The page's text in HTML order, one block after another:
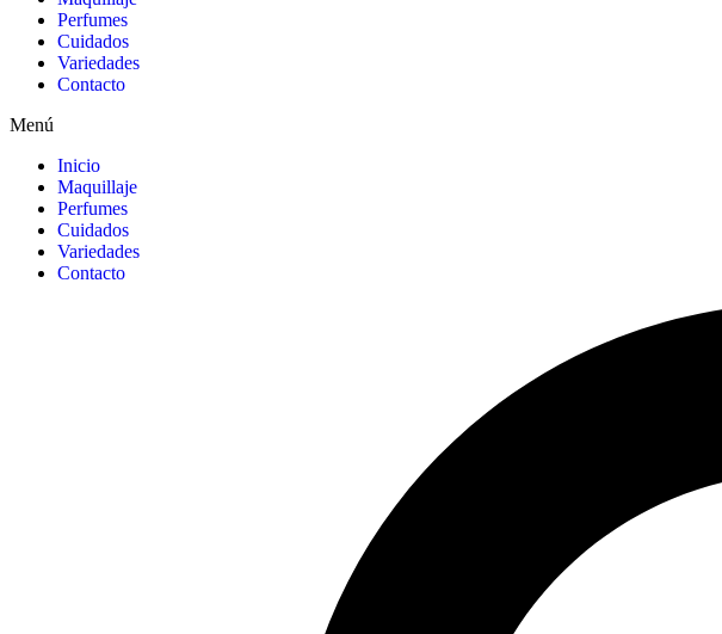
Perfumes
Cuidados
Variedades
Contacto
Menú
Inicio
Maquillaje
Perfumes
Cuidados
Variedades
Contacto